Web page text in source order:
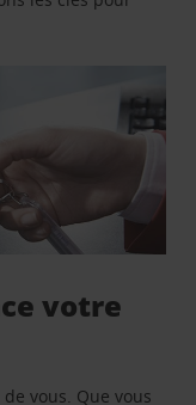
votre
vous. Que vous